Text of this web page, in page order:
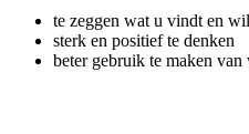
te zeggen wat u vindt en
sterk en positief te denken
beter gebruik te maken